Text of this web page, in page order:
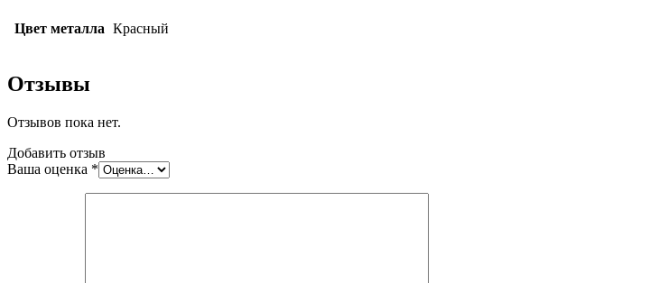
Цвет металла Красный
Отзывы
Отзывов пока нет.
Добавить отзыв
Ваша оценка *